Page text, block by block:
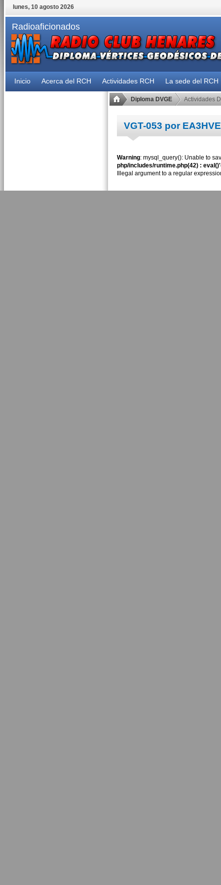
lunes, 10 agosto 2026
Radioaficionados
Inicio Acerca del RCH Actividades RCH La sede del RCH
Diploma DVGE Actividades
VGT-053 por EA3HVE
Warning: mysql_query(): Unable to
php/includes/runtime.php(42) :
Illegal argument to a regular